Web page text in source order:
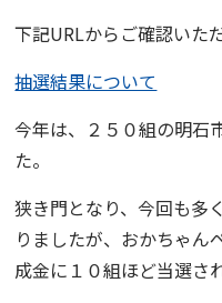
下記URLからご確認いた
抽選結果について
今年は、２５０組の明石
た。
狭き門となり、今回も多
りましたが、おかちゃん
成金に１０組ほど当選さ